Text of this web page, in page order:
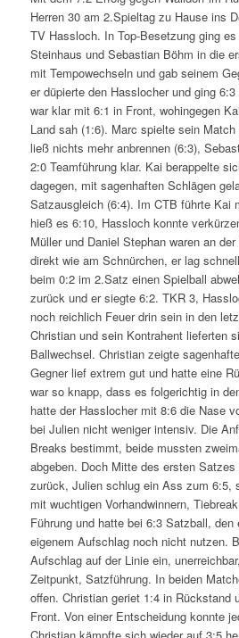
Herren 30 am 2.Spieltag zu Hause ins
TV Hassloch. In Top-Besetzung ging
Steinhaus und Sebastian Böhm in die
mit Tempowechseln und gab seinem
er düpierte den Hasslocher und ging
war klar mit 6:1 in Front, wohingegen
Land sah (1:6). Marc spielte sein
ließ nichts mehr anbrennen (6:3),
2:0 Teamführung klar. Kai berappelte
dagegen, mit sagenhaften Schlägen
Satzausgleich (6:4). Im CTB führte Kai
hieß es 6:10, Hassloch konnte
Müller und Daniel Stephan waren an
direkt wie am Schnürchen, er lag
beim 0:2 im 2.Satz einen Spielball
zurück und er siegte 6:2. TKR 3,
noch reichlich Feuer drin sein in den
Christian und sein Kontrahent lieferten
Ballwechsel. Christian zeigte
Gegner lief extrem gut und hatte eine
war so knapp, dass es folgerichtig in
hatte der Hasslocher mit 8:6 die Nase
bei Julien nicht weniger intensiv. Die
Breaks bestimmt, beide mussten
abgeben. Doch Mitte des ersten
zurück, Julien schlug ein Ass zum 6:5,
mit wuchtigen Vorhandwinnern,
Führung und hatte bei 6:3 Satzball, den
eigenem Aufschlag noch nicht nutzen.
Aufschlag auf der Linie ein,
Zeitpunkt, Satzführung. In beiden
offen. Christian geriet 1:4 in Rückstand
Front. Von einer Entscheidung konnte